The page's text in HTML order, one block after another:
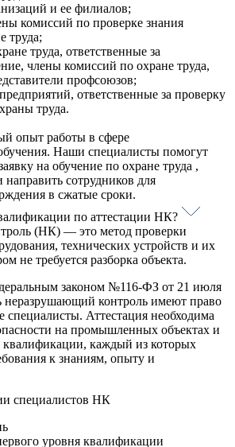
и ее филиалов;
комиссий по проверке знания
труда;
труда, ответственные за
члены комиссий по охране труда,
профсоюзов;
ответственные за проверку
труда.
опыт работы в сфере
Наши специалисты помогут
на обучение по охране труда ,
сотрудников для
в сжатые сроки.
по аттестации НК?
(НК) — это метод проверки
технических устройств и их
не требуется разборка объекта.
законом №116-ФЗ от 21 июля
неразрушающий контроль имеют право
специалисты. Аттестация необходима
на промышленных объектах и
квалификации, каждый из которых
к знаниям, опыту и
специалистов НК
уровня квалификации